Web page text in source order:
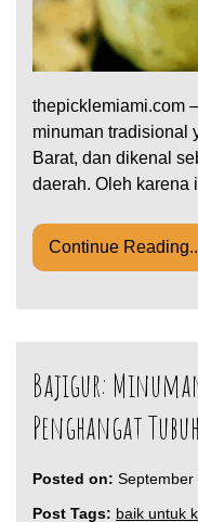
thepicklemiami.com
minuman tradisional
Barat, dan dikenal
daerah. Oleh karena
Continue
Bajigur:
Penghangat
Posted on: September
Post Tags: baik untuk